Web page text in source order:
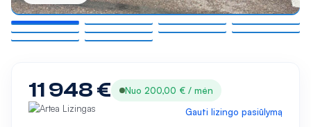
11 948 €
Nuo 200,00 € / mėn
Gauti lizingo pasiūlymą